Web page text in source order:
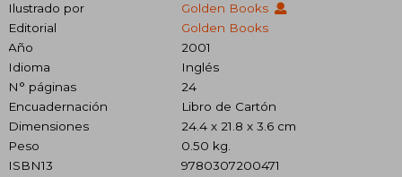
Ilustrado por
Golden Books
Editorial
Golden Books
Año
2001
Idioma
Inglés
N° páginas
24
Encuadernación
Libro de Cartón
Dimensiones
24.4 x 21.8 x 3.6 cm
Peso
0.50 kg.
ISBN13
9780307200471